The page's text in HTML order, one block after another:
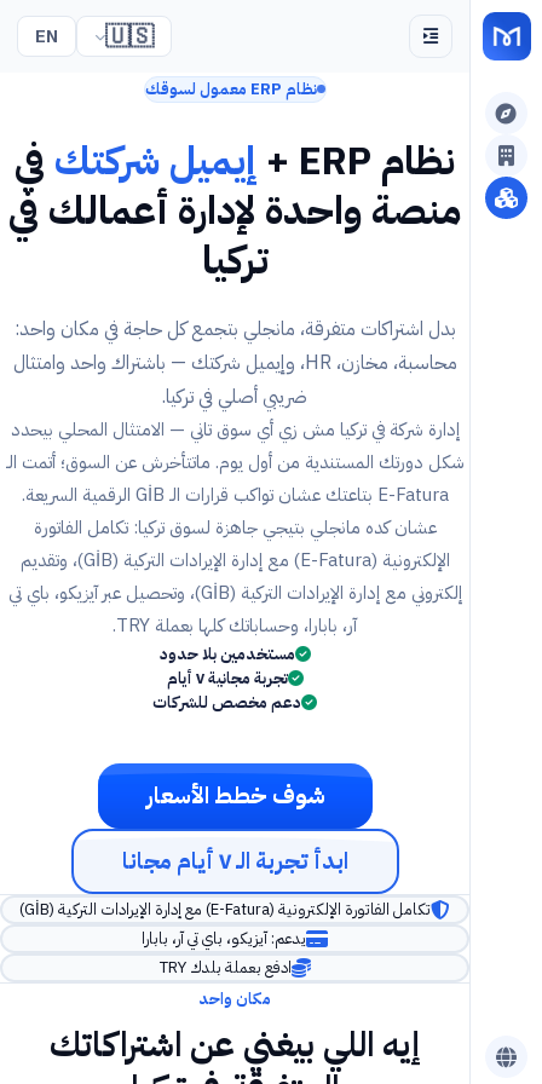
🇺🇸
EN
نظام ERP معمول لسوقك
نظام ERP + إيميل شركتك في
منصة واحدة لإدارة أعمالك في
تركيا
بدل اشتراكات متفرقة، مانجلي بتجمع كل حاجة في مكان واحد:
محاسبة، مخازن، HR، وإيميل شركتك — باشتراك واحد وامتثال
ضريبي أصلي في تركيا.
إدارة شركة في تركيا مش زي أي سوق تاني — الامتثال المحلي بيحدد
شكل دورتك المستندية من أول يوم. ماتتأخرش عن السوق؛ أتمت الـ
E-Fatura بتاعتك عشان تواكب قرارات الـ GİB الرقمية السريعة.
عشان كده مانجلي بتيجي جاهزة لسوق تركيا: تكامل الفاتورة
الإلكترونية (E-Fatura) مع إدارة الإيرادات التركية (GİB)، وتقديم
إلكتروني مع إدارة الإيرادات التركية (GİB)، وتحصيل عبر آيزيكو، باي تي
آر، بابارا، وحساباتك كلها بعملة TRY.
مستخدمين بلا حدود
تجربة مجانية ٧ أيام
دعم مخصص للشركات
شوف خطط الأسعار
ابدأ تجربة الـ ٧ أيام مجانا
تكامل الفاتورة الإلكترونية (E-Fatura) مع إدارة الإيرادات التركية (GİB)
يدعم: آيزيكو، باي تي آر، بابارا
ادفع بعملة بلدك TRY
مكان واحد
إيه اللي بيغني عن اشتراكاتك